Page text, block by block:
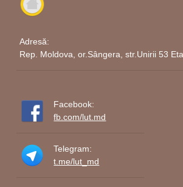
Adresă:
Rep. Moldova, or.Sângera, str.Unirii 53
Facebook:
fb.com/lut.md
Telegram:
t.me/lut_md